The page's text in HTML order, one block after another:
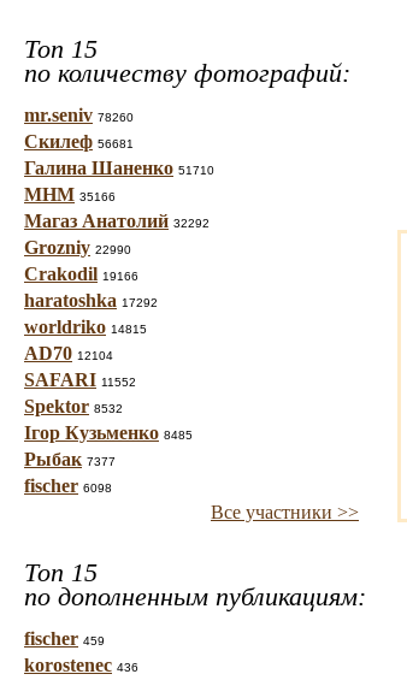
Топ 15
по количеству фотографий:
mr.seniv 78260
Скилеф 56681
Галина Шаненко 51710
МНМ 35166
Магаз Анатолий 32292
Grozniy 22990
Crakodil 19166
haratoshka 17292
worldriko 14815
AD70 12104
SAFARI 11552
Spektor 8532
Ігор Кузьменко 8485
Рыбак 7377
fischer 6098
Все участники >>
Топ 15
по дополненным публикациям:
fischer 459
korostenec 436